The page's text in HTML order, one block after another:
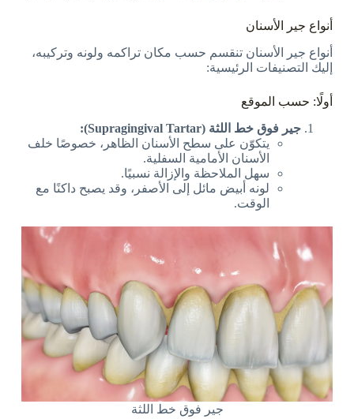
أنواع جير الأسنان
أنواع جير الأسنان تنقسم حسب مكان تراكمه ولونه وتركيبه،
إليك التصنيفات الرئيسية:
أولًا: حسب الموقع
جير فوق خط اللثة (Supragingival Tartar):
يتكوّن على سطح الأسنان الظاهر، خصوصًا خلف
الأسنان الأمامية السفلية.
سهل الملاحظة والإزالة نسبيًا.
لونه أبيض مائل إلى الأصفر، وقد يصبح داكنًا مع
الوقت.
جير فوق خط اللثة